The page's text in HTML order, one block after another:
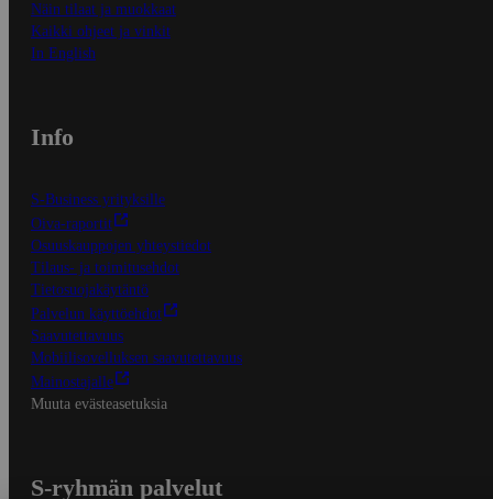
Näin tilaat ja muokkaat
Kaikki ohjeet ja vinkit
In English
Info
S-Business yrityksille
Oiva-raportit
Osuuskauppojen yhteystiedot
Tilaus- ja toimitusehdot
Tietosuojakäytäntö
Palvelun käyttöehdot
Saavutettavuus
Mobiilisovelluksen saavutettavuus
Mainostajalle
Muuta evästeasetuksia
S-ryhmän palvelut